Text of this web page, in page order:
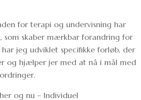
for terapi og undervisning har
som skaber mærkbar forandring for
jeg udviklet specifikke forløb, der
og hjælper jer med at nå i mål med